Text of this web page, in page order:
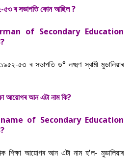
৫৩ ৰ সভাপতি কোন আছিল ?
of Secondary Education
১৯৫২-৫৩ ৰ সভাপতিড° লক্ষ্মণ স্বামী মুডালিয়াৰ
আয়োগৰ আন এটা নাম কি?
of Secondary Education
শিক্ষা আয়োগৰ আন এটা নাম হ'ল- মুডালিয়াৰ